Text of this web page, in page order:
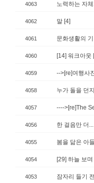
4063 노력하는 자
4062 말 [4]
4061 문화생활의
4060 [14] 워크아웃
4059 -->[re]여행사
4058 누가 돌을 던
4057 ---->[re]The
4056 한 걸음만 더...
4055 봄을 닮은 아
4054 [29] 하늘 보
4053 잠자리 들기